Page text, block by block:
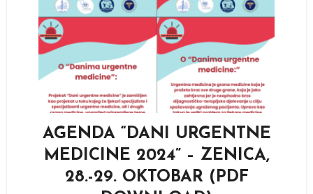
AGENDA “DANI URGENTNE
MEDICINE 2024” – ZENICA,
28.-29. OKTOBAR (PDF